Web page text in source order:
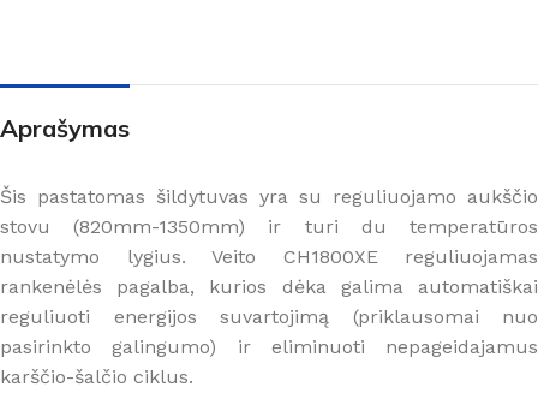
Aprašymas
Šis pastatomas šildytuvas yra su reguliuojamo aukščio
stovu (820mm-1350mm) ir turi du temperatūros
nustatymo lygius. Veito CH1800XE reguliuojamas
rankenėlės pagalba, kurios dėka galima automatiškai
reguliuoti energijos suvartojimą (priklausomai nuo
pasirinkto galingumo) ir eliminuoti nepageidajamus
karščio-šalčio ciklus.